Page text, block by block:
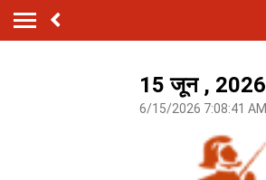
15 जून , 2026
6/15/2026 7:08:41 AM